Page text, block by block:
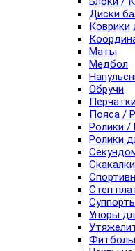
Диски
Коврики
Маты
Медбол
Обручи
Пояса /
Ролики /
Ролики
Скакалки
Степ
Упоры
Фитболы